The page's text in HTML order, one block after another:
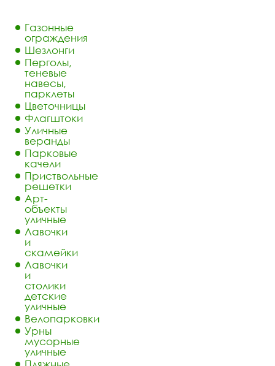
Газонные
ограждения
Шезлонги
Перголы,
теневые
навесы,
парклеты
Цветочницы
Флагштоки
Уличные
веранды
Парковые
качели
Приствольные
решетки
Арт-
объекты
уличные
Лавочки
и
скамейки
Лавочки
и
столики
детские
уличные
Велопарковки
Урны
мусорные
уличные